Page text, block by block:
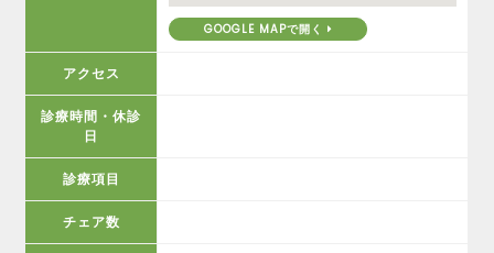
GOOGLE MAPで開く
アクセス
診療時間・休診
日
診療項目
チェア数